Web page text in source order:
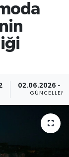
02.06.2026 -